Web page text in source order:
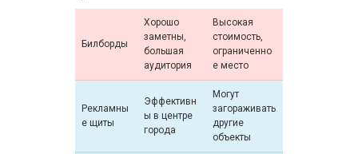
Билборды
Хорошо
заметны,
большая
аудитория
Высокая
стоимость,
ограниченно
е место
Рекламны
е щиты
Эффективн
ы в центре
города
Могут
загораживать
другие
объекты